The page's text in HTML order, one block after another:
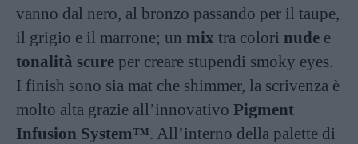
vanno dal nero, al bronzo passando per il taupe,
il grigio e il marrone; un mix tra colori nude e
tonalità scure per creare stupendi smoky eyes.
I finish sono sia mat che shimmer, la scrivenza è
molto alta grazie all’innovativo Pigment
Infusion System™. All’interno della palette di